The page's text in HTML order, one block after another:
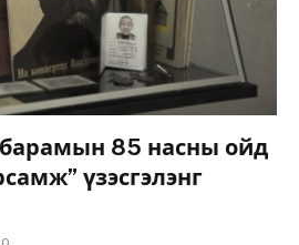
85 насны ойд
үзэсгэлэнг